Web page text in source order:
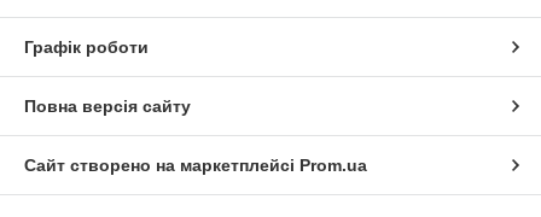
Графік роботи
Повна версія сайту
Сайт створено на маркетплейсі Prom.ua